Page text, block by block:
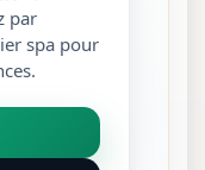
par
spa pour